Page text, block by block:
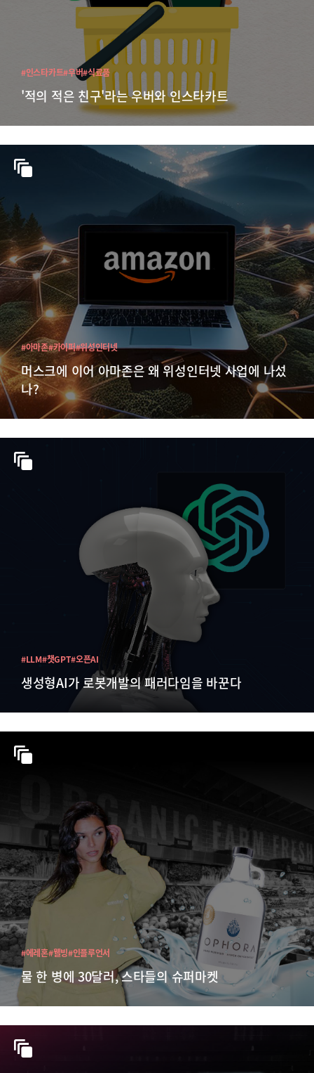
'적의 적은 친구'라는 우버와 인스타카트
#인스타카트#우버#식료품
머스크에 이어 아마존은 왜 위성인터넷 사업에 나섰
나?
#아마존#카이퍼#위성인터넷
생성형AI가 로봇개발의 패러다임을 바꾼다
#LLM#챗GPT#오픈AI
물 한 병에 30달러, 스타들의 슈퍼마켓
#에레혼#웰빙#인플루언서